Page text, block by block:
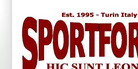
contenuto
principale